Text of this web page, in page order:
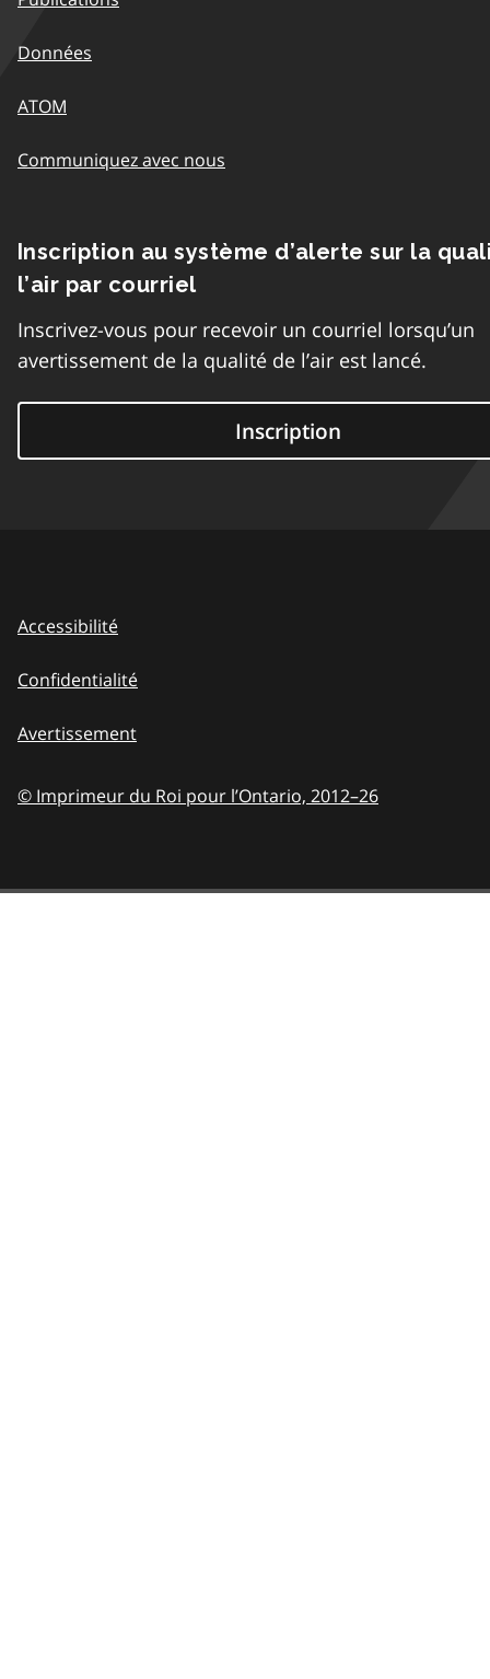
Données
ATOM
Communiquez avec nous
Inscription au système d’alerte sur la
l’air par courriel
Inscrivez-vous pour recevoir un courriel lorsqu’un
avertissement de la qualité de l’air est lancé.
Inscription
Accessibilité
Confidentialité
Avertissement
© Imprimeur du Roi pour l’Ontario, 2012–26